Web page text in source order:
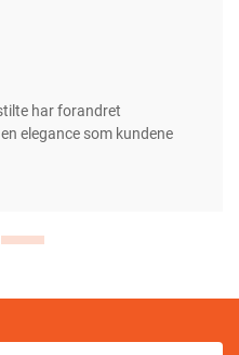
har forandret
elegance som kundene